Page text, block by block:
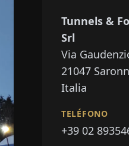
Tunnels &
Srl
Via
21047
Italia
TELÉFONO
+39 02